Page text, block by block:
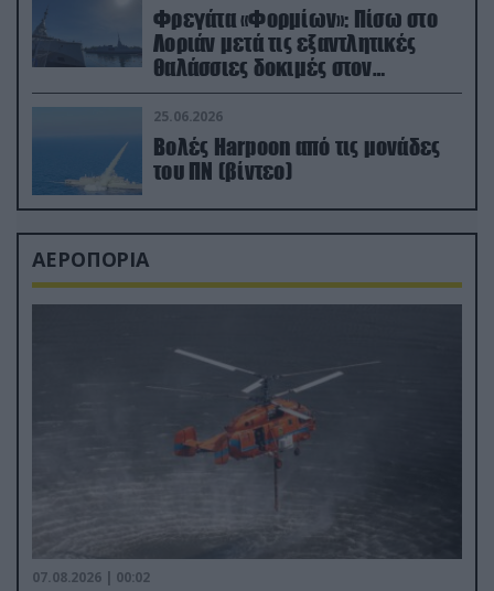
Φρεγάτα «Φορμίων»: Πίσω στο
Λοριάν μετά τις εξαντλητικές
θαλάσσιες δοκιμές στον
απαιτητικό Βισκαϊκό
25.06.2026
Βολές Harpoon από τις μονάδες
του ΠΝ (βίντεο)
ΑΕΡΟΠΟΡΙΑ
07.08.2026 | 00:02